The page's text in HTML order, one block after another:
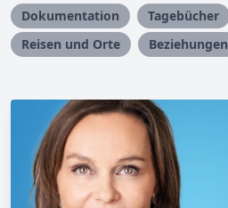
Dokumentation Tagebücher
Reisen und Orte
Beziehungen